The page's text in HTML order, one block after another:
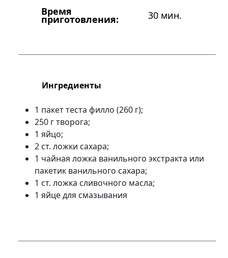
Время
приготовления: 30 мин.
Ингредиенты
1 пакет теста филло (260 г);
250 г творога;
1 яйцо;
2 ст. ложки сахара;
1 чайная ложка ванильного экстракта или
пакетик ванильного сахара;
1 ст. ложка сливочного масла;
1 яйце для смазывания